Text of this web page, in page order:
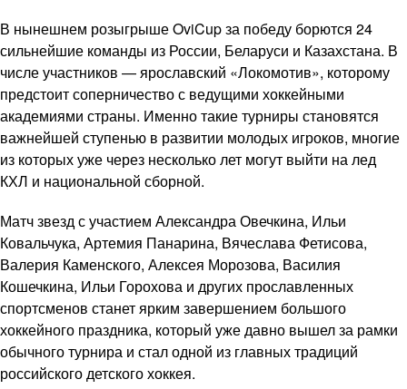
В нынешнем розыгрыше OviCup за победу борются 24
сильнейшие команды из России, Беларуси и Казахстана. В
числе участников — ярославский «Локомотив», которому
предстоит соперничество с ведущими хоккейными
академиями страны. Именно такие турниры становятся
важнейшей ступенью в развитии молодых игроков, многие
из которых уже через несколько лет могут выйти на лед
КХЛ и национальной сборной.
Матч звезд с участием Александра Овечкина, Ильи
Ковальчука, Артемия Панарина, Вячеслава Фетисова,
Валерия Каменского, Алексея Морозова, Василия
Кошечкина, Ильи Горохова и других прославленных
спортсменов станет ярким завершением большого
хоккейного праздника, который уже давно вышел за рамки
обычного турнира и стал одной из главных традиций
российского детского хоккея.